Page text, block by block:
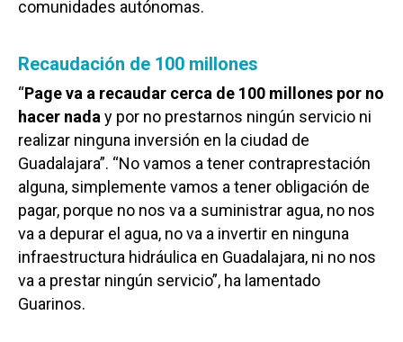
comunidades autónomas.
Recaudación de 100 millones
“Page va a recaudar cerca de 100 millones por no
hacer nada y por no prestarnos ningún servicio ni
realizar ninguna inversión en la ciudad de
Guadalajara”. “No vamos a tener contraprestación
alguna, simplemente vamos a tener obligación de
pagar, porque no nos va a suministrar agua, no nos
va a depurar el agua, no va a invertir en ninguna
infraestructura hidráulica en Guadalajara, ni no nos
va a prestar ningún servicio”, ha lamentado
Guarinos.